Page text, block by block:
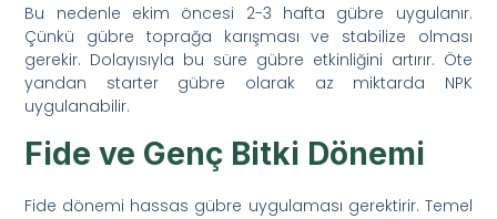
Bu nedenle ekim öncesi 2-3 hafta gübre uygulanır.
Çünkü gübre toprağa karışması ve stabilize olması
gerekir. Dolayısıyla bu süre gübre etkinliğini artırır. Öte
yandan starter gübre olarak az miktarda NPK
uygulanabilir.
Fide ve Genç Bitki Dönemi
Fide dönemi hassas gübre uygulaması gerektirir. Temel